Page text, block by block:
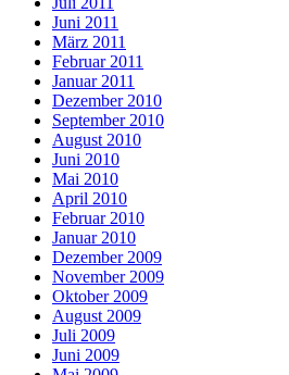
Juni 2011
März 2011
Februar 2011
Januar 2011
Dezember 2010
September 2010
August 2010
Juni 2010
Mai 2010
April 2010
Februar 2010
Januar 2010
Dezember 2009
November 2009
Oktober 2009
August 2009
Juli 2009
Juni 2009